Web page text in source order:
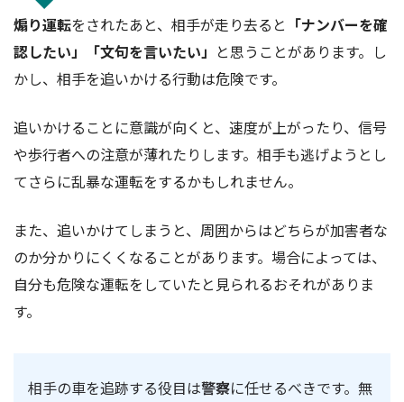
煽り運転をされたあと、相手が走り去ると 「ナンバーを確
認したい」「文句を言いたい」 と思うことがあります。し
かし、相手を追いかける行動は危険です。
追いかけることに意識が向くと、速度が上がったり、信号
や歩行者への注意が薄れたりします。相手も逃げようとし
てさらに乱暴な運転をするかもしれません。
また、追いかけてしまうと、周囲からはどちらが加害者な
のか分かりにくくなることがあります。場合によっては、
自分も危険な運転をしていたと見られるおそれがありま
す。
相手の車を追跡する役目は警察に任せるべきです。無